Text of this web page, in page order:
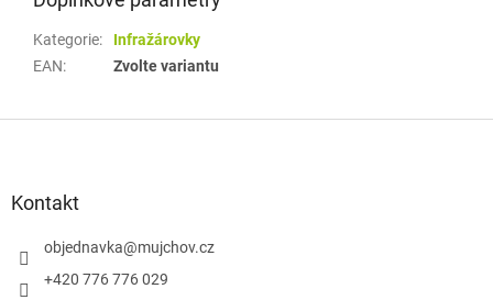
Kategorie:
Infražárovky
EAN: Zvolte variantu
Kontakt
objednavka@mujchov.cz
+420 776 776 029